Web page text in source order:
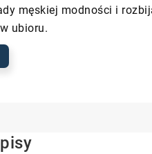
męskiej modności i
ubioru.